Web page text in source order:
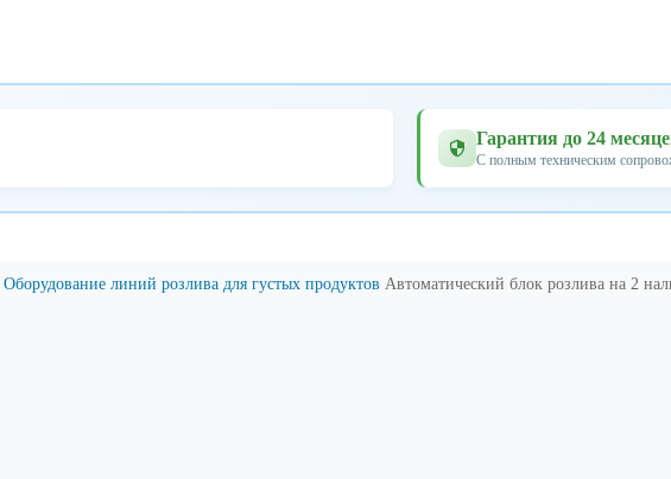
Гарантия до 24
С полным техническим
Оборудование линий розлива для густых продуктов Автоматический блок розлива на 2